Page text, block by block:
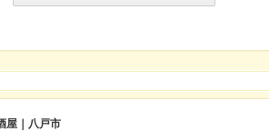
屋｜八戸市